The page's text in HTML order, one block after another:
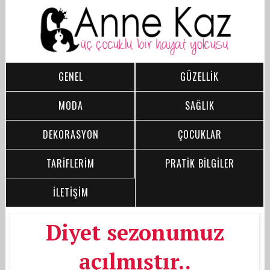
GENEL
GÜZELLİK
MODA
SAĞLIK
DEKORASYON
ÇOCUKLAR
TARİFLERİM
PRATİK BİLGİLER
İLETİŞİM
Diyet sezonumuz
açılmıştır..